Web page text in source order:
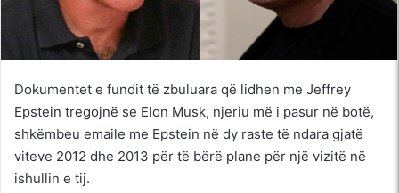
Dokumentet e fundit të zbuluara që lidhen me Jeffrey
Epstein tregojnë se Elon Musk, njeriu më i pasur në botë,
shkëmbeu emaile me Epstein në dy raste të ndara gjatë
viteve 2012 dhe 2013 për të bërë plane për një vizitë në
ishullin e tij.